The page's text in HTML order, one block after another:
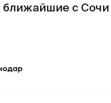
с Сочи